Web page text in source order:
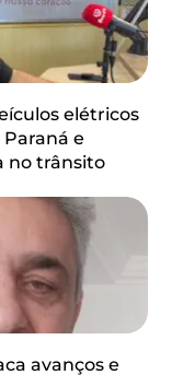
elétricos
e
no trânsito
avanços e